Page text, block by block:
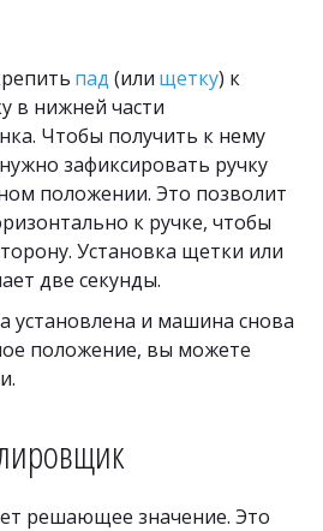
пад (или щетку) к
в нижней части
Чтобы получить к нему
зафиксировать ручку
положении. Это позволит
к ручке, чтобы
Установка щетки или
две секунды.
установлена ​​и машина снова
положение, вы можете
решающее значение. Это